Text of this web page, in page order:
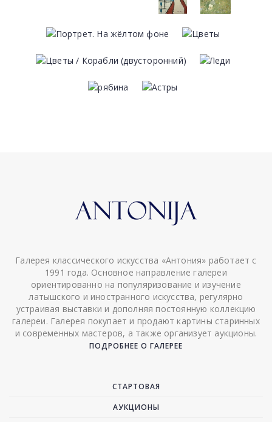
Галерея классического искусства «Антония» работает с
1991 года. Основное направление галереи
ориентированно на популяризование и изучение
латышского и иностранного искусства, регулярно
устраивая выставки и дополняя постоянную коллекцию
галереи. Галерея покупает и продают картины старинных
и современных мастеров, а также организует аукционы.
ПОДРОБНЕЕ О ГАЛЕРЕЕ
СТАРТОВАЯ
АУКЦИОНЫ